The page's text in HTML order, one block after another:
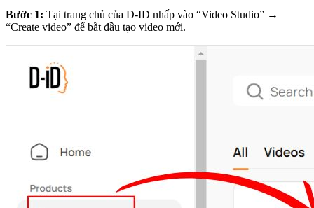
Bước 1: Tại trang chủ của D-ID nhấp vào “Video Studio” →
“Create video” để bắt đầu tạo video mới.